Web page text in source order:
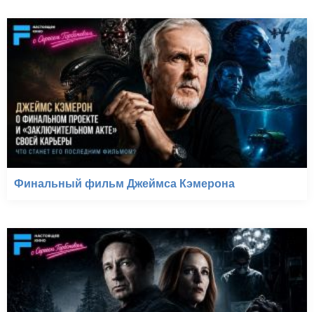
Финальный фильм Джеймса Кэмерона